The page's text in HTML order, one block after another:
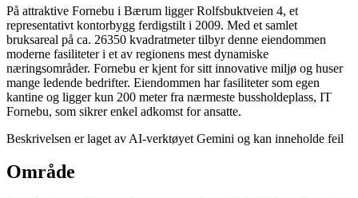
På attraktive Fornebu i Bærum ligger Rolfsbuktveien 4, et
representativt kontorbygg ferdigstilt i 2009. Med et samlet
bruksareal på ca. 26350 kvadratmeter tilbyr denne eiendommen
moderne fasiliteter i et av regionens mest dynamiske
næringsområder. Fornebu er kjent for sitt innovative miljø og huser
mange ledende bedrifter. Eiendommen har fasiliteter som egen
kantine og ligger kun 200 meter fra nærmeste bussholdeplass, IT
Fornebu, som sikrer enkel adkomst for ansatte.
Beskrivelsen er laget av AI-verktøyet Gemini og kan inneholde feil
Område